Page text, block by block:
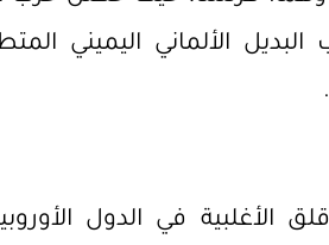
الألماني اليميني
الأغلبية في الدول